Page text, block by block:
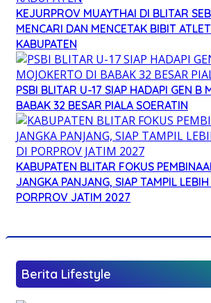
KEJURPROV MUAYTHAI DI BLITAR
MENCARI DAN MENCETAK BIBIT
KABUPATEN
PSBI BLITAR U-17 SIAP HADAPI GEN B
BABAK 32 BESAR PIALA SOERATIN
KABUPATEN BLITAR FOKUS
JANGKA PANJANG, SIAP TAMPIL
PORPROV JATIM 2027
Berita Lifestyle